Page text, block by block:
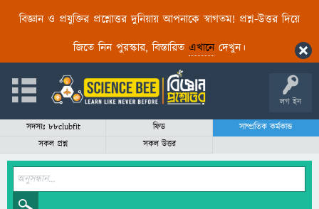
বিজ্ঞান ও প্রযুক্তির প্রশ্নোত্তর দুনিয়ায় আপনাকে স্বাগতম! প্রশ্ন-উত্তর দিয়ে
জিতে নিন পুরস্কার, বিস্তারিত এখানেদেখুন।
লগ ইন
সদস্যঃ 88clubfit ফিড
সাম্প্রতিক কর্মকান্ড
সকল প্রশ্ন
সকল উত্তর